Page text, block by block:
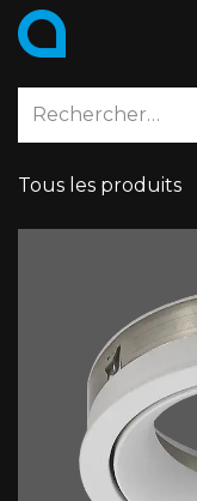
Se rendre au
Tous les produits